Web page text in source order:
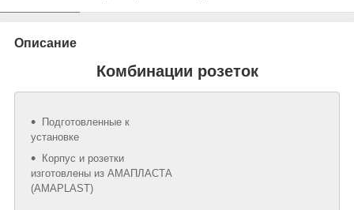
Описание
Комбинации розеток
Подготовленные к
устaновке
Корпус и розетки
изготовлены из АМАПЛАСТА
(AMAPLAST)